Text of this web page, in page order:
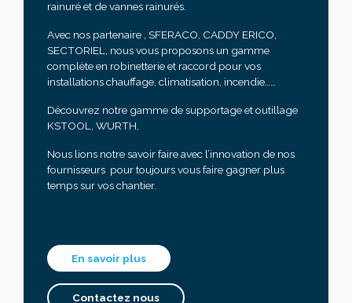
rainuré et de vannes rainurés.
Avec nos partenaire , SFERACO, CADDY ERICO,
SECTORIEL, nous vous proposons un gamme
complète en robinetterie et raccord pour vos
installations chauffage, climatisation, incendie……
Découvrez notre gamme de supportage et outillage
KSTOOL, WURTH,
Nous lions notre savoir faire avec l’innovation de nos
fournisseurs pour toujours vous faire gagner plus
temps sur vos chantier.
En savoir plus
Contactez nous